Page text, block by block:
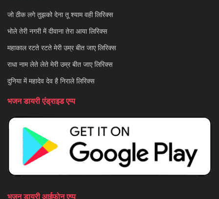
जो ठीक लगे तुझको देना तू श्याम वही लिरिक्स
भोले तेरी नगरी में दीवाना तेरा आया लिरिक्स
महाकाल रटते रटते मेरी उम्र बीत जाए लिरिक्स
राधा नाम लेते लेते मेरी उम्र बीत जाए लिरिक्स
दुनिया में महादेव देव है निराले लिरिक्स
भजन डायरी एंड्राइड एप्प
भजन डायरी आईफोन एप्प